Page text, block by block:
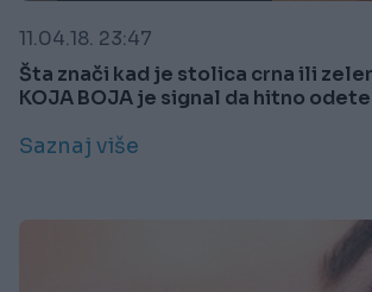
11.04.18. 23:47
Šta znači kad je stolica crna ili
KOJA BOJA je signal da hitno
Saznaj više